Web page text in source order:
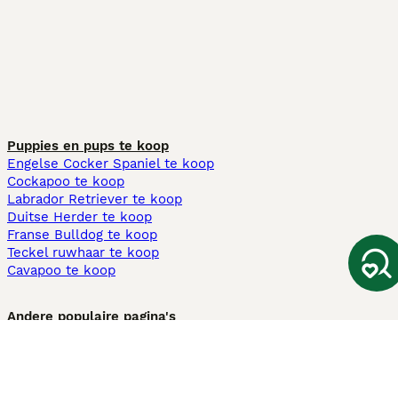
Puppies en pups te koop
Engelse Cocker Spaniel te koop
Cockapoo te koop
Labrador Retriever te koop
Duitse Herder te koop
Franse Bulldog te koop
Teckel ruwhaar te koop
Cavapoo te koop
Andere populaire pagina's